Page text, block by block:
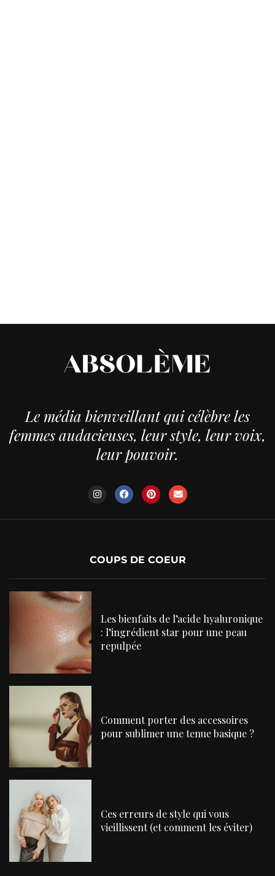
Le média bienveillant qui célèbre les
femmes audacieuses, leur style, leur voix,
leur pouvoir.
COUPS DE COEUR
Les bienfaits de l’acide hyaluronique
: l’ingrédient star pour une peau
repulpée
Comment porter des accessoires
pour sublimer une tenue basique ?
Ces erreurs de style qui vous
vieillissent (et comment les éviter)